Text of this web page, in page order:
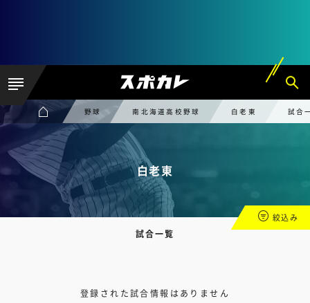
野球 南北海道高校野球 白老東 試合
白老東
試合一覧
絞込み
登録された試合情報はありません